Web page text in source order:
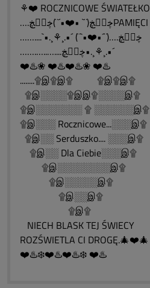
⚘❤️ ROCZNICOWE ŚWIATEŁKO
….ڿڰۣڿ(¨` •❤️•´¨)ڿڰۣڿPAMIĘCI
……....`•.¸⚘¸.•´ (¨`•❤️•´¨)….ڿڰۣڿ
…….…..…....ڿڰۣڿ•.¸⚘¸.•´
❤️♨️❀ ❤️♨️❤️♨️❀ ❤️♨️
........۩இ۩இ۩ ۩இ۩இ۩
۩இ░░░░۩இஇ۩░░░░இ۩
۩இ░░░░░░░ ۩ ░░░░░░இ۩
۩இ░░░ Rocznicowe...░░░இ۩
۩இ░░ Serduszko.... ░░░இ۩
۩இ░░ Dla Ciebie░░░இ۩
۩இ░░░░░░░░இ۩
۩இ░░░░░இ۩
۩இ░░இ۩
۩இ۩
NIECH BLASK TEJ ŚWIECY
ROZŚWIETLA CI DROGĘ.🎄❤️🎄
❤️♨️❄️❤️♨️❤️♨️❄️ ❤️♨️